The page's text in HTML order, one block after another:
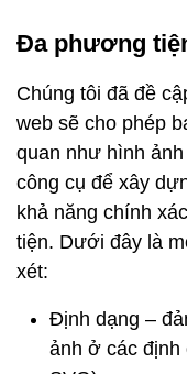
Đa phương
Chúng tôi đã đề
web sẽ cho phép
quan như hình
công cụ để xây
khả năng chính
tiện. Dưới đây là
xét:
Định dạng –
ảnh ở các định